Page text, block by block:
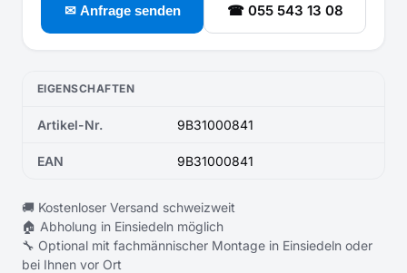
✉ Anfrage senden ☎ 055 543 13 08
EIGENSCHAFTEN
Artikel-Nr. 9B31000841
EAN 9B31000841
🚚 Kostenloser Versand schweizweit
🏠 Abholung in Einsiedeln möglich
🔧 Optional mit fachmännischer Montage in Einsiedeln oder
bei Ihnen vor Ort